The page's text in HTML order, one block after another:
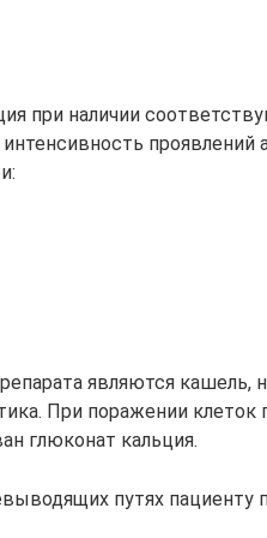
при наличии
проявлений
являются
При поражении клеток
глюконат кальция.
путях пациенту